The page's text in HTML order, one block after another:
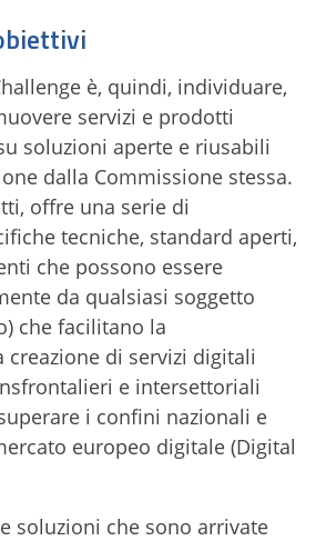
è, quindi, individuare,
servizi e prodotti
soluzioni aperte e riusabili
dalla Commissione stessa.
offre una serie di
tecniche, standard aperti,
che possono essere
da qualsiasi soggetto
che facilitano la
creazione di servizi digitali
e intersettoriali
i confini nazionali e
europeo digitale (Digital
soluzioni che sono arrivate